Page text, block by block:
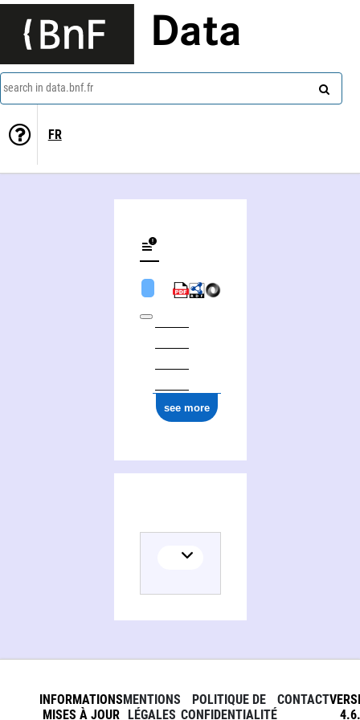
Data
search in data.bnf.fr
FR
see more
INFORMATIONS
MISES À JOUR
MENTIONS
LÉGALES
POLITIQUE DE
CONFIDENTIALITÉ
CONTACT